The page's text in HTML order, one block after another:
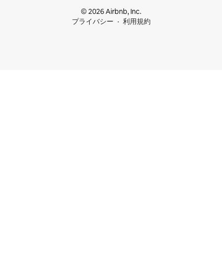
© 2026 Airbnb, Inc.
プライバシー
利用規約